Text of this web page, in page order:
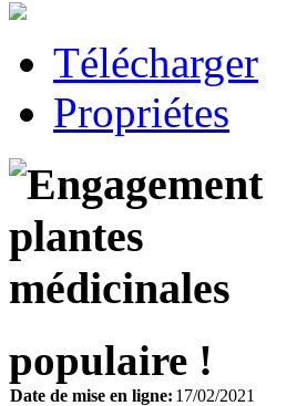
Télécharger
Propriétes
populaire !
Date de mise en ligne: 17/02/2021